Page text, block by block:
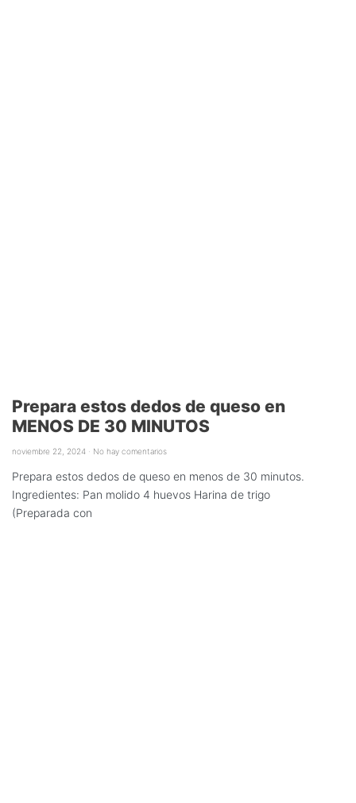
Prepara estos dedos de queso en
MENOS DE 30 MINUTOS
noviembre 22, 2024 No hay comentarios
Prepara estos dedos de queso en menos de 30 minutos.
Ingredientes: Pan molido 4 huevos Harina de trigo
(Preparada con